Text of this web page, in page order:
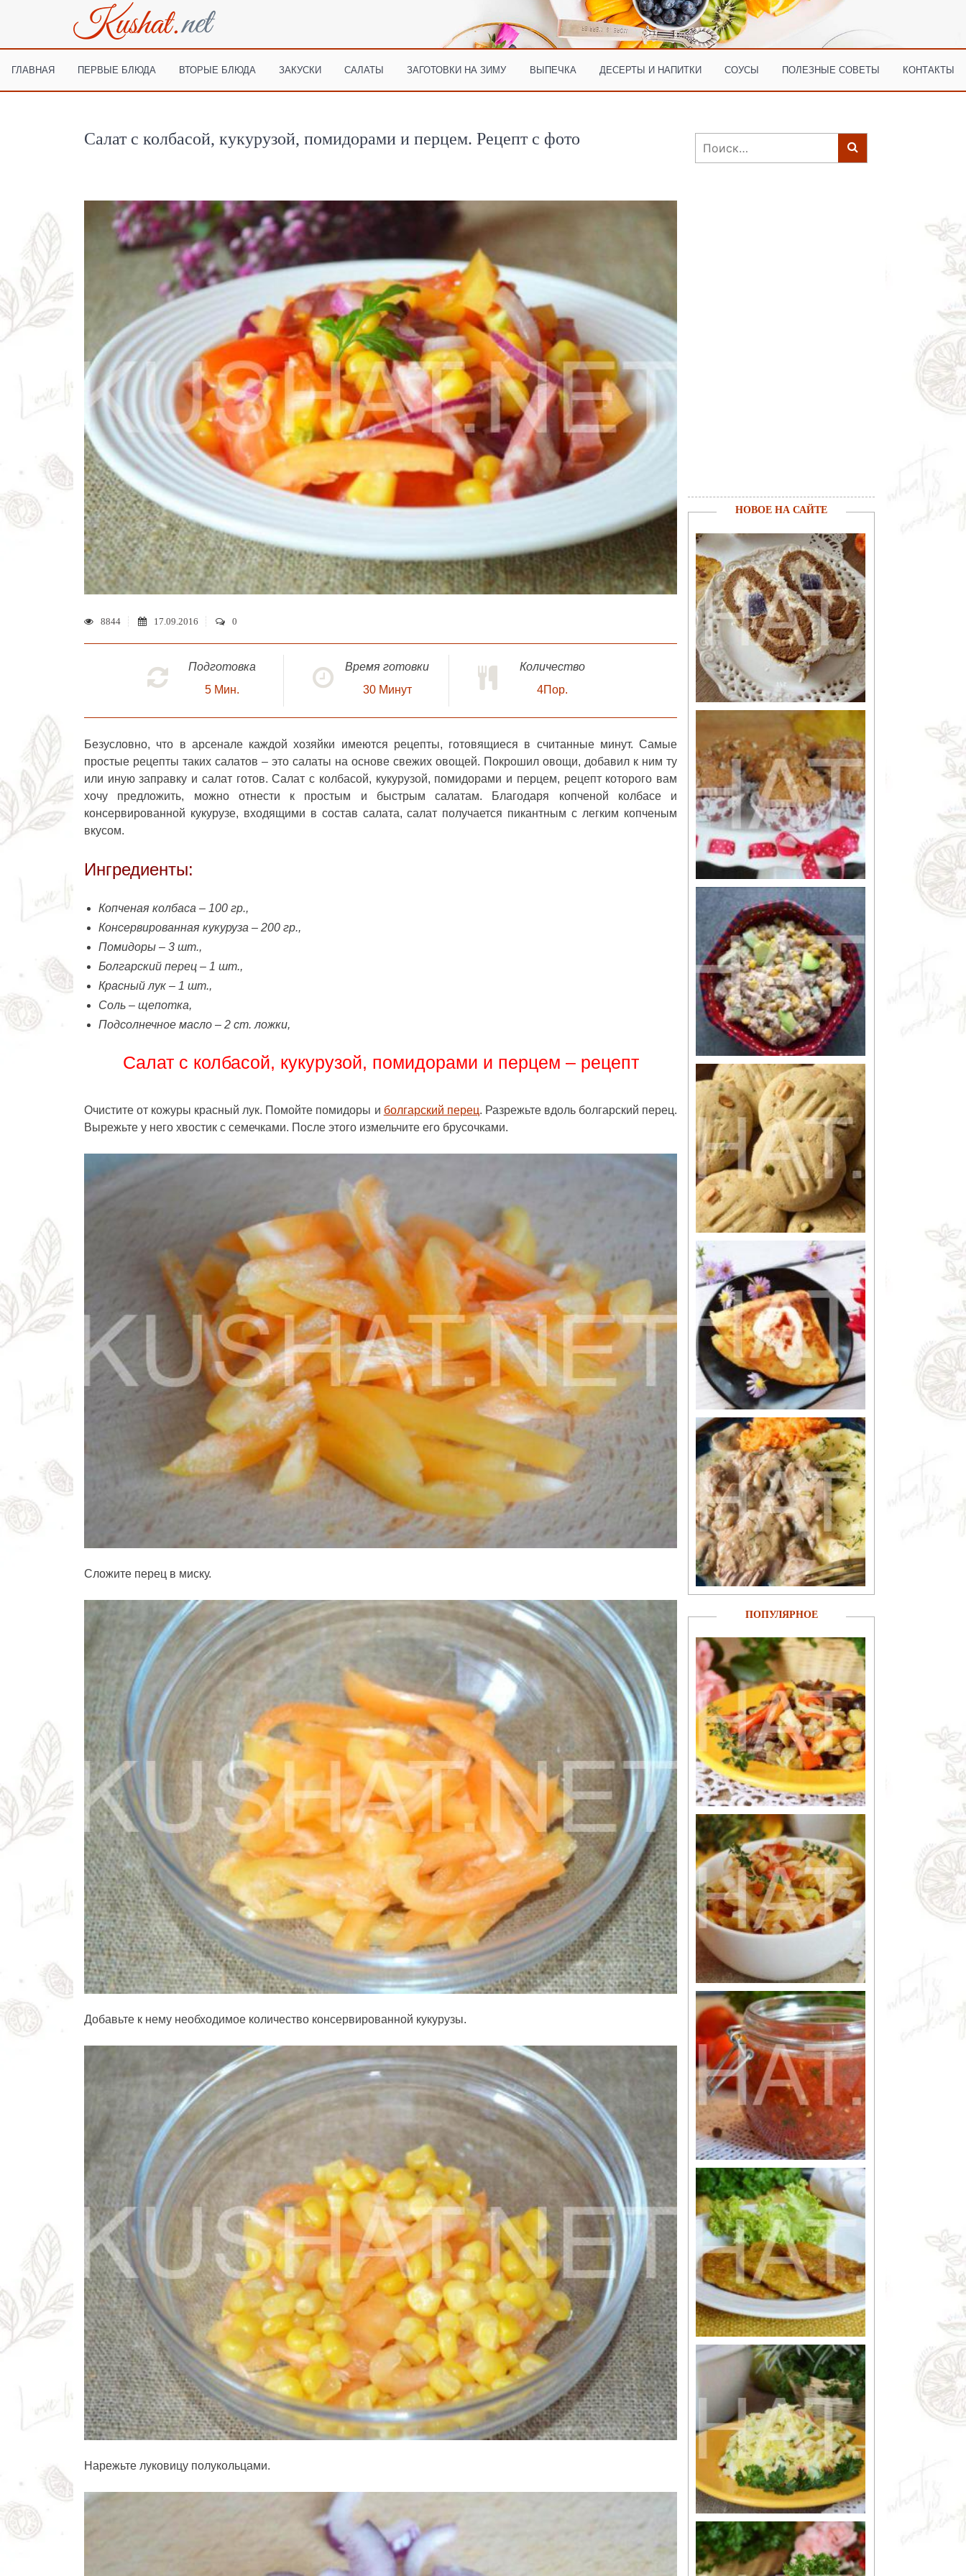
ГЛАВНАЯ ПЕРВЫЕ БЛЮДА ВТОРЫЕ БЛЮДА ЗАКУСКИ САЛАТЫ ЗАГОТОВКИ НА ЗИМУ ВЫПЕЧКА ДЕСЕРТЫ И НАПИТКИ СОУСЫ ПОЛЕЗНЫЕ СОВЕТЫ КОНТАКТЫ
Салат с колбасой, кукурузой, помидорами и перцем. Рецепт с фото
8844 17.09.2016 0
Подготовка
5 Мин.
Время готовки
30 Минут
Количество
4Пор.
Безусловно, что в арсенале каждой хозяйки имеются рецепты, готовящиеся в считанные минут. Самые
простые рецепты таких салатов – это салаты на основе свежих овощей. Покрошил овощи, добавил к ним ту
или иную заправку и салат готов.Салат с колбасой, кукурузой, помидорами и перцем, рецепт которого вам
хочу предложить, можно отнести к простым и быстрым салатам. Благодаря копченой колбасе и
консервированной кукурузе, входящими в состав салата, салат получается пикантным с легким копченым
вкусом.
Ингредиенты:
Копченая колбаса – 100 гр.,
Консервированная кукуруза – 200 гр.,
Помидоры – 3 шт.,
Болгарский перец – 1 шт.,
Красный лук – 1 шт.,
Соль – щепотка,
Подсолнечное масло – 2 ст. ложки,
Салат с колбасой, кукурузой, помидорами и перцем – рецепт
Очистите от кожуры красный лук. Помойте помидоры и болгарский перец. Разрежьте вдоль болгарский перец.
Вырежьте у него хвостик с семечками. После этого измельчите его брусочками.
Сложите перец в миску.
Добавьте к нему необходимое количество консервированной кукурузы.
Нарежьте луковицу полукольцами.
Найти:
НОВОЕ НА САЙТЕ
ПОПУЛЯРНОЕ